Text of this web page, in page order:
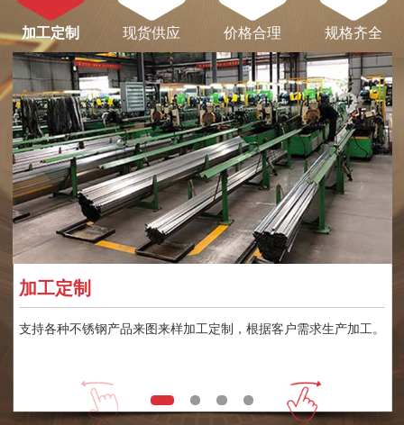
加工定制 现货供应 价格合理 规格齐全
加工定制
支持各种不锈钢产品来图来样加工定制，根据客户需求生产加工。